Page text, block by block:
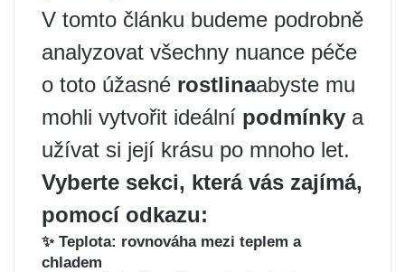
V tomto článku budeme podrobně
analyzovat všechny nuance péče
o toto úžasné rostlinaabyste mu
mohli vytvořit ideální podmínky a
užívat si její krásu po mnoho let.
Vyberte sekci, která vás zajímá,
pomocí odkazu:
✨ Teplota: rovnováha mezi teplem a
chladem ️